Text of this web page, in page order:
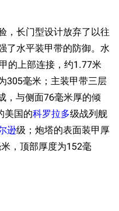
，长门型设计放弃了以往
了水平装甲带的防御。水
的上部连接，约1.77米
305毫米；主装甲带三层
，与侧面76毫米厚的倾
美国的科罗拉多级战列舰
逊级；炮塔的表面装甲厚
，顶部厚度为152毫